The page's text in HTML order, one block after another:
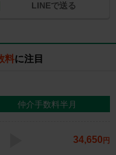
LINEで送る
料に注目
仲介手数料半月
34,650 円